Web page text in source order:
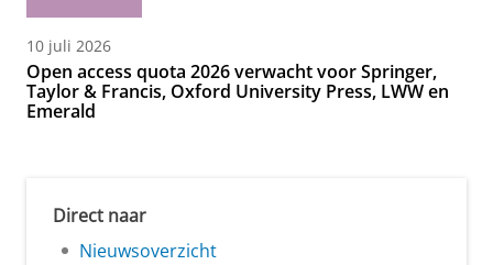
10 juli 2026
Open access quota 2026 verwacht voor Springer,
Taylor & Francis, Oxford University Press, LWW en
Emerald
Direct naar
Nieuwsoverzicht